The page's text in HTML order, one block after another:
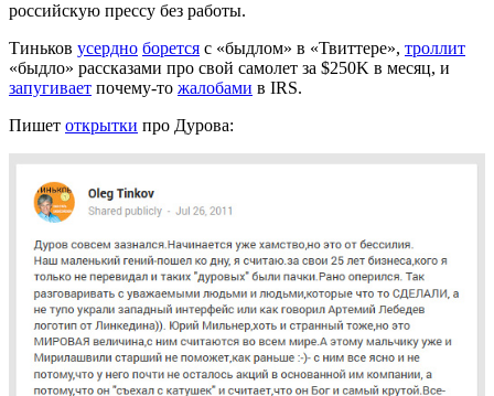
российскую прессу без работы.
Тиньков усердно борется с «быдлом» в «Твиттере», троллит
«быдло» рассказами про свой самолет за $250K в месяц, и
запугивает почему-то жалобами в IRS.
Пишет открытки про Дурова: